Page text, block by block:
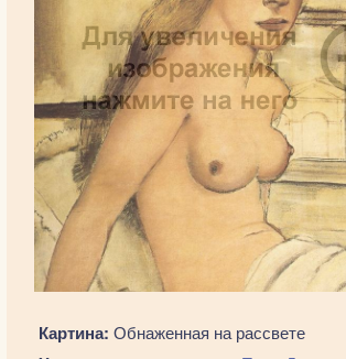
Картина: Обнаженная на рассвете